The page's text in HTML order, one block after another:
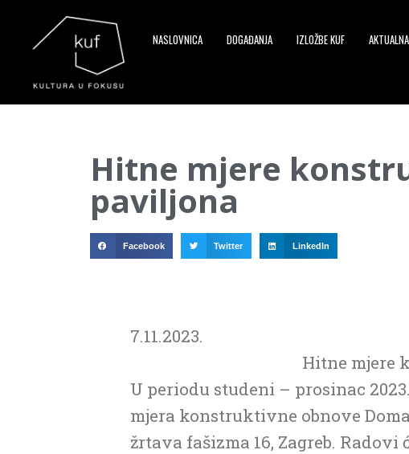
NASLOVNICA DOGAĐANJA IZLOŽBE KUF
Hitne mjere
paviljona
Facebook Twitter LinkedIn
7.11.2023.
Hitne mjere
U periodu studeni – prosinac
mjera konstruktivne obnove
žrtava fašizma 16, Zagreb.